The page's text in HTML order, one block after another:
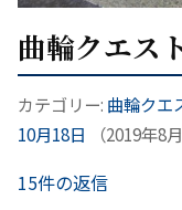
曲輪クエス
カテゴリー: 曲輪クエ
10月18日
（2019年8
15件の返信